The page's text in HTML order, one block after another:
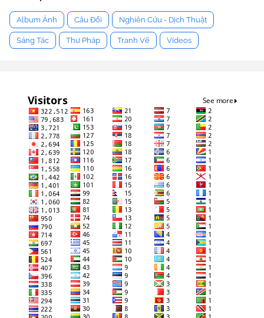
Album Ảnh Câu Đối Nghiên Cứu - Dịch Thuật
Sáng Tác Thư Pháp Tranh Vẽ Videos